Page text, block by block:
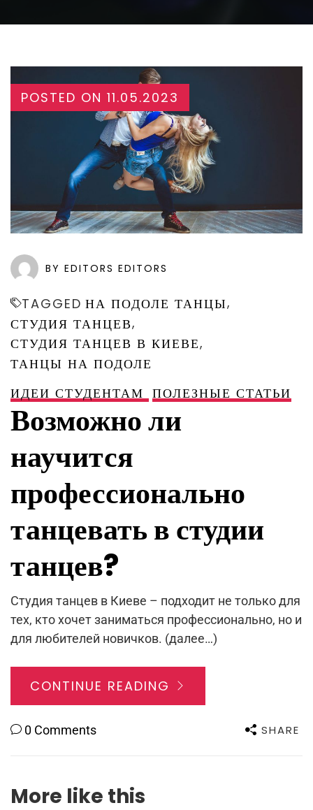
POSTED ON 11.05.2023
BY EDITORS EDITORS
TAGGED НА ПОДОЛЕ ТАНЦЫ,
СТУДИЯ ТАНЦЕВ,
СТУДИЯ ТАНЦЕВ В КИЕВЕ,
ТАНЦЫ НА ПОДОЛЕ
ИДЕИ СТУДЕНТАМ ПОЛЕЗНЫЕ СТАТЬИ
Возможно ли
научится
профессионально
танцевать в студии
танцев?
Студия танцев в Киеве – подходит не только для
тех, кто хочет заниматься профессионально, но и
для любителей новичков. (далее…)
CONTINUE READING
0 Comments SHARE
More like this